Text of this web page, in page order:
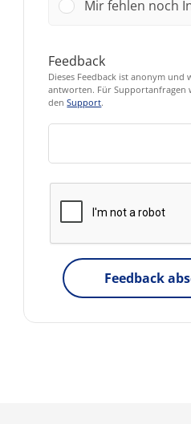
Mir fehlen noch
Feedback
Dieses Feedback ist anonym
antworten. Für Supportanfragen
denSupport.
Feedback